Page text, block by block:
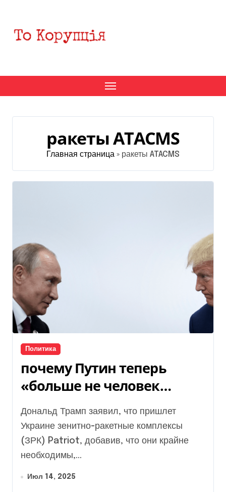
содержанию
ракеты ATACMS
Главная страница » ракеты ATACMS
Политика
почему Путин теперь
«больше не человек
слова»
Дональд Трамп заявил, что пришлет
Украине зенитно-ракетные комплексы
(ЗРК) Patriot, добавив, что они крайне
необходимы,...
Июл 14, 2025